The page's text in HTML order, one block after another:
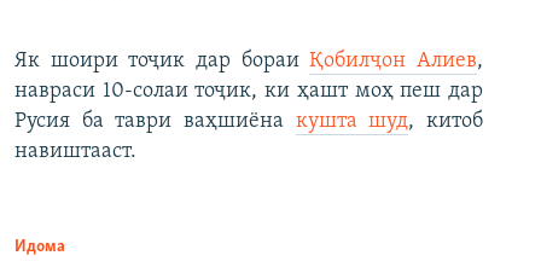
Як шоири тоҷик дар бораиҚобилҷон Алиев,
навраси 10-солаи тоҷик, ки ҳашт моҳ пеш дар
Русия ба таври ваҳшиёна кушта шуд, китоб
навиштааст.
Идома